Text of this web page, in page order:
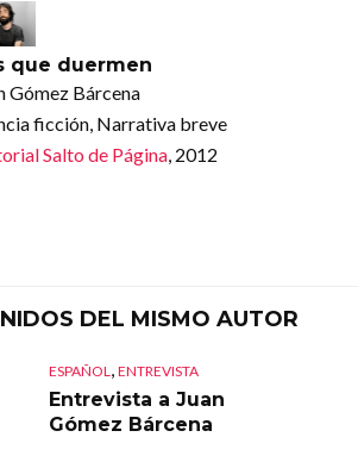
que duermen
Gómez Bárcena
ficción, Narrativa breve
Salto de Página, 2012
DEL MISMO AUTOR
ESPAÑOL, ENTREVISTA
Entrevista a Juan
Gómez Bárcena